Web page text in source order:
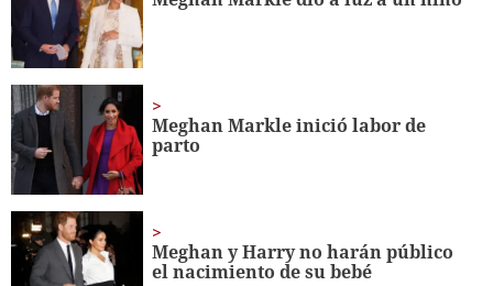
seconds
Meghan Markle inició labor de
parto
Meghan y Harry no harán público
el nacimiento de su bebé